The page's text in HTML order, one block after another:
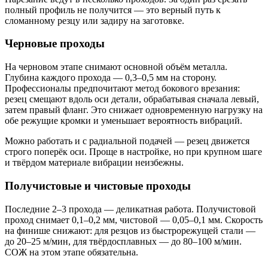
полный профиль не получится — это верный путь к
сломанному резцу или задиру на заготовке.
Черновые проходы
На черновом этапе снимают основной объём металла.
Глубина каждого прохода — 0,3–0,5 мм на сторону.
Профессионалы предпочитают метод бокового врезания:
резец смещают вдоль оси детали, обрабатывая сначала левый,
затем правый фланг. Это снижает одновременную нагрузку на
обе режущие кромки и уменьшает вероятность вибраций.
Можно работать и с радиальной подачей — резец движется
строго поперёк оси. Проще в настройке, но при крупном шаге
и твёрдом материале вибрации неизбежны.
Получистовые и чистовые проходы
Последние 2–3 прохода — деликатная работа. Получистовой
проход снимает 0,1–0,2 мм, чистовой — 0,05–0,1 мм. Скорость
на финише снижают: для резцов из быстрорежущей стали —
до 20–25 м/мин, для твёрдосплавных — до 80–100 м/мин.
СОЖ на этом этапе обязательна.